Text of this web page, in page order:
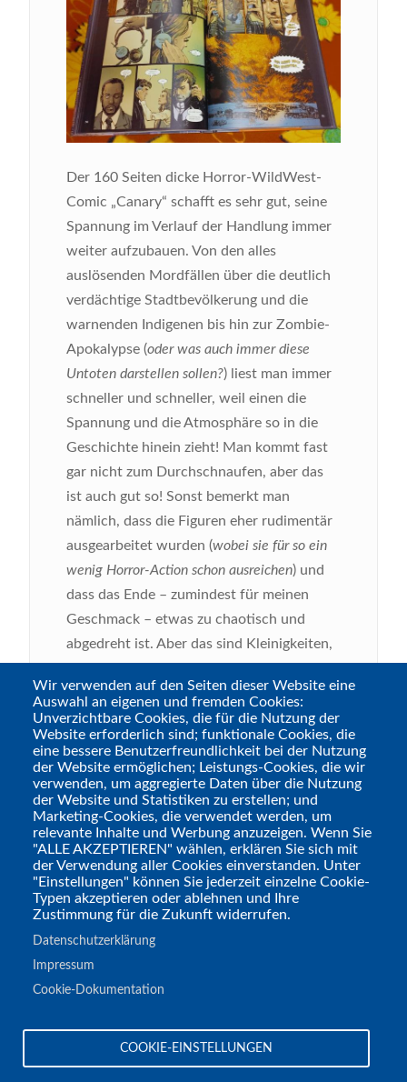
Der 160 Seiten dicke Horror-WildWest-
Comic „Canary“ schafft es sehr gut, seine
Spannung im Verlauf der Handlung immer
weiter aufzubauen. Von den alles
auslösenden Mordfällen über die deutlich
verdächtige Stadtbevölkerung und die
warnenden Indigenen bis hin zur Zombie-
Apokalypse (oder was auch immer diese
Untoten darstellen sollen?) liest man immer
schneller und schneller, weil einen die
Spannung und die Atmosphäre so in die
Geschichte hinein zieht! Man kommt fast
gar nicht zum Durchschnaufen, aber das
ist auch gut so! Sonst bemerkt man
nämlich, dass die Figuren eher rudimentär
ausgearbeitet wurden (wobei sie für so ein
wenig Horror-Action schon ausreichen) und
dass das Ende – zumindest für meinen
Geschmack – etwas zu chaotisch und
abgedreht ist. Aber das sind Kleinigkeiten,
als Gesamtwerk ist das vom „Splitter
Verlag“ (der mir dankenswerterweise ein
Rezensionsexemplar zur Verfügung gestellt
hat) für 25 € publizierte Hardcover einfach
ein düsterer Action-Rausch. Und daher
gibt es auch ein positives...
Fazit: Zombies sind ausgelutscht, der
Wilde Westen ebenso. Aber die Mischung
machts, denn„Canary“ (Link)erfreut den
Tags
Wir verwenden auf den Seiten dieser Website eine
Auswahl an eigenen und fremden Cookies:
Unverzichtbare Cookies, die für die Nutzung der
Website erforderlich sind; funktionale Cookies, die
eine bessere Benutzerfreundlichkeit bei der Nutzung
der Website ermöglichen; Leistungs-Cookies, die wir
verwenden, um aggregierte Daten über die Nutzung
der Website und Statistiken zu erstellen; und
Marketing-Cookies, die verwendet werden, um
relevante Inhalte und Werbung anzuzeigen. Wenn Sie
"ALLE AKZEPTIEREN" wählen, erklären Sie sich mit
der Verwendung aller Cookies einverstanden. Unter
"Einstellungen" können Sie jederzeit einzelne Cookie-
Typen akzeptieren oder ablehnen und Ihre
Zustimmung für die Zukunft widerrufen.
Datenschutzerklärung
Impressum
Cookie-Dokumentation
COOKIE-EINSTELLUNGEN